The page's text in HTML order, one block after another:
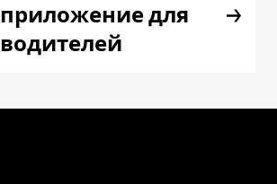
приложение для
водителей